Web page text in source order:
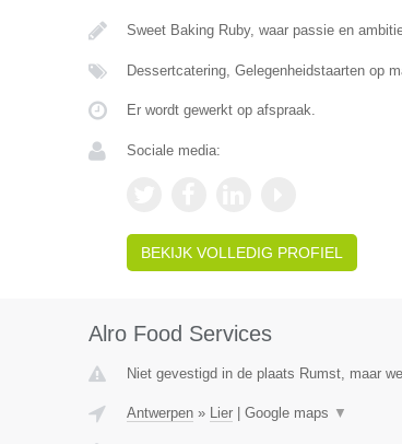
Sweet Baking Ruby, waar passie en
Dessertcatering, Gelegenheidstaarten op
Er wordt gewerkt op afspraak.
Sociale media:
BEKIJK VOLLEDIG PROFIEL
Alro Food Services
Niet gevestigd in de plaats Rumst, maar
Antwerpen» Lier| Google maps ▼